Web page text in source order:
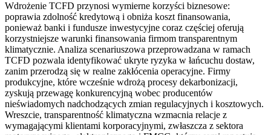
Wdrożenie TCFD przynosi wymierne korzyści biznesowe:
poprawia zdolność kredytową i obniża koszt finansowania,
ponieważ banki i fundusze inwestycyjne coraz częściej oferują
korzystniejsze warunki finansowania firmom transparentnym
klimatycznie. Analiza scenariuszowa przeprowadzana w ramach
TCFD pozwala identyfikować ukryte ryzyka w łańcuchu dostaw,
zanim przerodzą się w realne zakłócenia operacyjne. Firmy
produkcyjne, które wcześnie wdrożą procesy dekarbonizacji,
zyskują przewagę konkurencyjną wobec producentów
nieświadomych nadchodzących zmian regulacyjnych i kosztowych.
Wreszcie, transparentność klimatyczna wzmacnia relacje z
wymagającymi klientami korporacyjnymi, zwłaszcza z sektora